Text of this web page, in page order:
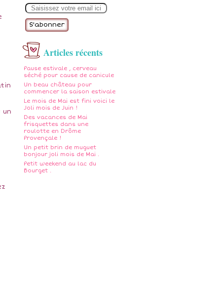
m
Articles récents
Pause estivale , cerveau
séché pour cause de canicule
Un beau château pour
commencer la saison estivale
Le mois de Mai est fini voici le
Joli mois de Juin !
Des vacances de Mai
frisquettes dans une
roulotte en Drôme
Provençale !
Un petit brin de muguet
bonjour joli mois de Mai .
Petit weekend au lac du
Bourget .
un